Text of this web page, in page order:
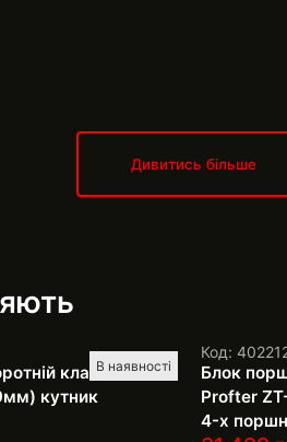
Дивитись більше
В наявності
клапан
кутник
Код:
Блок
Profter
4-х